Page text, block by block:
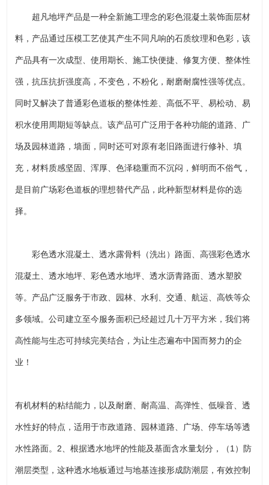
超凡地坪产品是一种全新施工理念的彩色混凝土装饰面层材
料，产品通过压模工艺使其产生不同凡响的石质纹理和色彩，该
产品具有一次成型、使用期长、施工快便捷、修复方便、整体性
强，抗压抗折强度高，不变色，不粉化，耐磨耐腐性强等优点。
同时又解决了普通彩色道板的整体性差、高低不平、易松动、易
积水使用周期短等缺点。该产品可广泛用于各种功能的道路、广
场及园林道路，墙面，同时还可对原有老旧路面进行修补、填
充，材料质感坚固、浑厚、色泽稳重而不沉闷，鲜明而不俗气，
是目前广场彩色道板的理想替代产品，此种新型材料是你的选
择。
彩色透水混凝土、透水露骨料（洗出）路面、高强彩色透水
混凝土、透水地坪、彩色透水地坪、透水沥青路面、透水塑胶
等。产品广泛服务于市政、园林、水利、交通、航运、高铁等众
多领域。公司建立至今服务面积已经超过几十万平方米，我们将
高性能与生态可持续完美结合，为让生态遍布中国而努力的企
业！
有机材料的粘结能力，以及耐磨、耐高温、高弹性、低噪音、透
水性好的特点，适用于市政道路、园林道路、广场、停车场等透
水性路面。2、根据透水地坪的性能及基面含水量划分，（1）防
潮层类型，这种透水地板通过与地基连接形成防潮层，有效控制